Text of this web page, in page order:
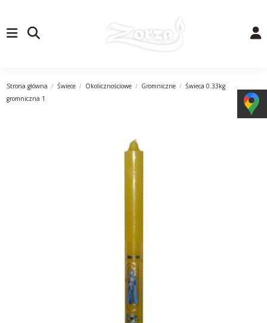
Strona główna Świece Okolicznościowe Gromniczne
Świeca 0.33kg
gromniczna 1